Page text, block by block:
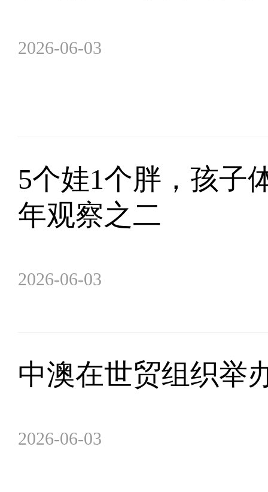
2026-06-03
5个娃1个胖，孩
年观察之二
2026-06-03
中澳在世贸组织举
2026-06-03